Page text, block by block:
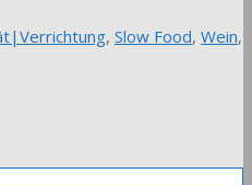
, Slow Food, Wein,